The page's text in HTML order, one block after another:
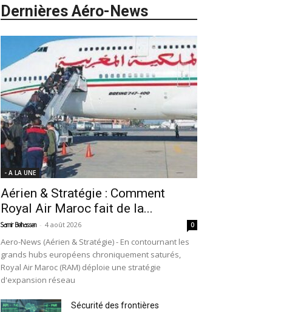
Dernières Aéro-News
- A LA UNE
Aérien & Stratégie : Comment
Royal Air Maroc fait de la...
Samir Belhassen - 4 août 2026 0
Aero-News (Aérien & Stratégie) - En contournant les
grands hubs européens chroniquement saturés,
Royal Air Maroc (RAM) déploie une stratégie
d'expansion réseau
Sécurité des frontières